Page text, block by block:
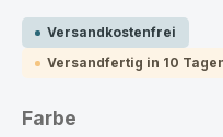
Versandkostenfrei
Versandfertig in 10
Farbe